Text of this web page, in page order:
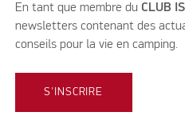
En tant que membre du CLUB
newsletters contenant des
conseils pour la vie en camping.
S'INSCRIRE